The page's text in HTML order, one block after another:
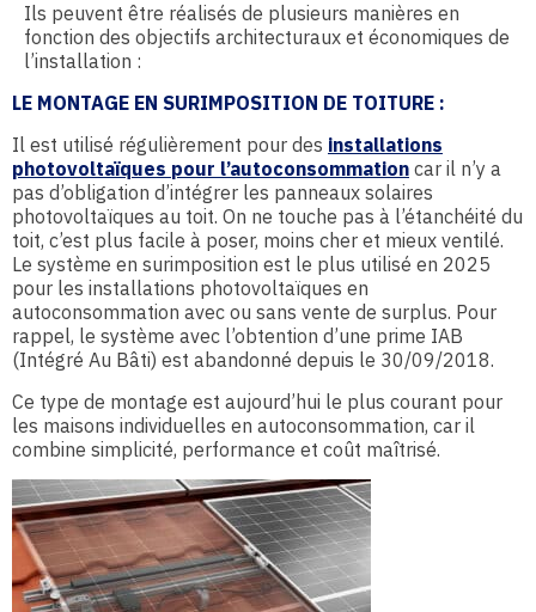
Ils peuvent être réalisés de plusieurs manières en
fonction des objectifs architecturaux et économiques de
l’installation :
LE MONTAGE EN SURIMPOSITION DE TOITURE :
Il est utilisé régulièrement pour des installations
photovoltaïques pour l’autoconsommation car il n’y a
pas d’obligation d’intégrer les panneaux solaires
photovoltaïques au toit. On ne touche pas à l’étanchéité du
toit, c’est plus facile à poser, moins cher et mieux ventilé.
Le système en surimposition est le plus utilisé en 2025
pour les installations photovoltaïques en
autoconsommation avec ou sans vente de surplus. Pour
rappel, le système avec l’obtention d’une prime IAB
(Intégré Au Bâti) est abandonné depuis le 30/09/2018.
Ce type de montage est aujourd’hui le plus courant pour
les maisons individuelles en autoconsommation, car il
combine simplicité, performance et coût maîtrisé.